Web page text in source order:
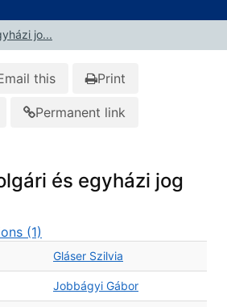
jo...
this Print
Permanent link
és egyházi jog
(1)
Gláser Szilvia
Jobbágyi Gábor